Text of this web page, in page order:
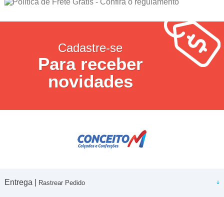
Cadastre-se
Para receber
novidades
Entrega | Rastrear Pedido